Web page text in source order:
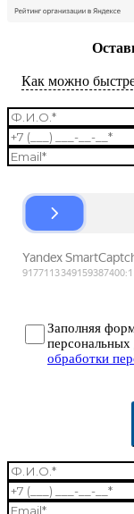
Как можно
Заполняя
обработки